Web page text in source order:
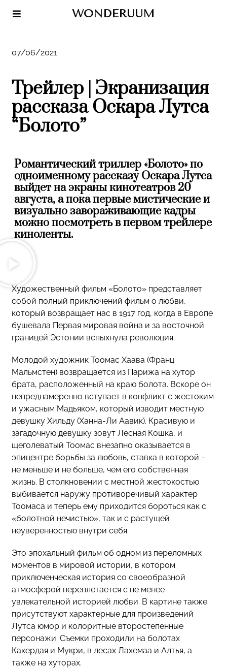
WONDERUUM
07/06/2021
Трейлер | Экранизация
рассказа Оскара Лутса
“Болото”
Романтический триллер «Болото» по
одноименному рассказу Оскара Лутса
выйдет на экраны кинотеатров 20
августа, а пока первые мистические и
визуально завораживающие кадры
можно посмотреть в первом трейлере
киноленты.
Художественный фильм «Болото» представляет
собой полный приключений фильм о любви,
который возвращает нас в 1917 год, когда в Европе
бушевала Первая мировая война и за восточной
границей Эстонии вспыхнула революция.
Молодой художник Тоомас Хаава (Франц
Мальмстен) возвращается из Парижа на хутор
брата, расположенный на краю болотa. Вскоре он
непреднамеренно вступает в конфликт с жестоким
и ужасным Мадьяком, который изводит местную
девушку Хильду (Ханна-Ли Аавик). Красивую и
загадочную девушку зовут Леснaя Кошка, и
щеголеватый Тоомас внезапно оказывается в
эпицентре борьбы за любовь, ставка в которой –
не меньше и не больше, чем его собственная
жизнь. В столкновении с местной жестокостью
выбивается наружу противоречивый характер
Тоомаса и теперь ему приходится бороться как с
«болотной нечистью», так и с растущей
неуверенностью внутри себя.
Это эпохальный фильм об одном из переломных
моментов в мировой истории, в котором
приключенческая история со своеобразной
атмосферой переплетается с не менее
увлекательной историей любви. В картине также
присутствуют характерные для произведений
Лутса юмор и колоритные второстепенные
персонажи. Съемки проходили на болотах
Какердая и Мукри, в лесах Лахемаа и Алтья, а
также на хуторах.